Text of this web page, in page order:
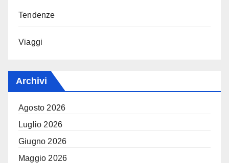
Tendenze
Viaggi
Archivi
Agosto 2026
Luglio 2026
Giugno 2026
Maggio 2026